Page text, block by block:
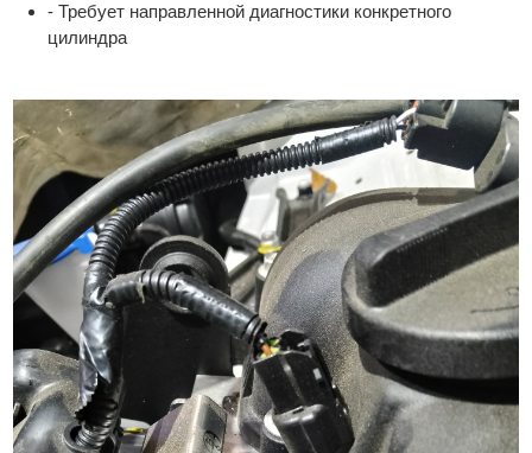
- Требует направленной диагностики конкретного
цилиндра